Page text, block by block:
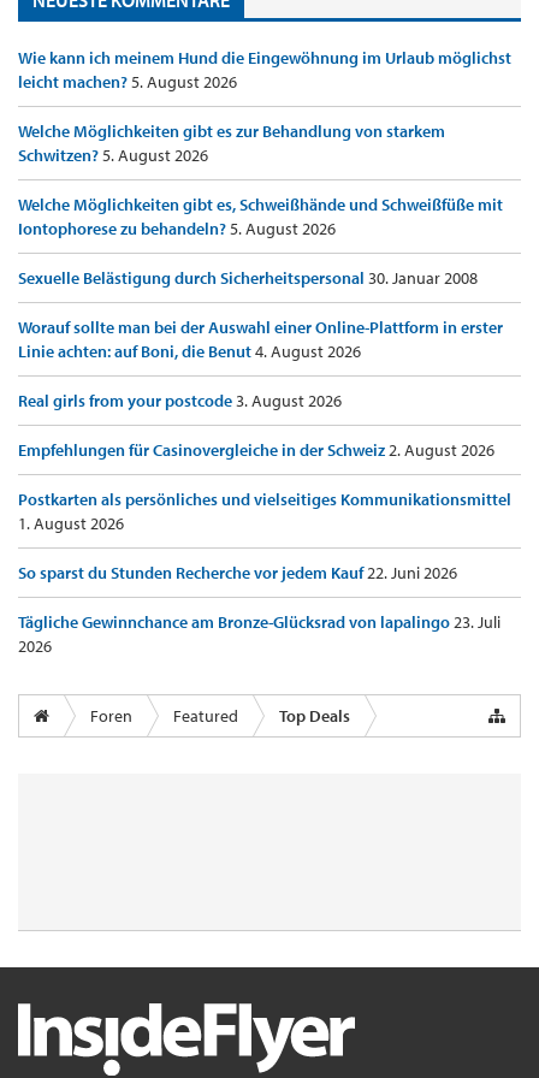
Wie kann ich meinem Hund die Eingewöhnung im Urlaub möglichst
leicht machen?5. August 2026
Welche Möglichkeiten gibt es zur Behandlung von starkem
Schwitzen?5. August 2026
Welche Möglichkeiten gibt es, Schweißhände und Schweißfüße mit
Iontophorese zu behandeln?5. August 2026
Sexuelle Belästigung durch Sicherheitspersonal 30. Januar 2008
Worauf sollte man bei der Auswahl einer Online-Plattform in erster
Linie achten: auf Boni, die Benut4. August 2026
Real girls from your postcode3. August 2026
Empfehlungen für Casinovergleiche in der Schweiz2. August 2026
Postkarten als persönliches und vielseitiges Kommunikationsmittel
1. August 2026
So sparst du Stunden Recherche vor jedem Kauf22. Juni 2026
Tägliche Gewinnchance am Bronze-Glücksrad von lapalingo23. Juli
2026
Foren Featured Top Deals